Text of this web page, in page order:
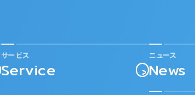
サービス
Service
ニュース
News